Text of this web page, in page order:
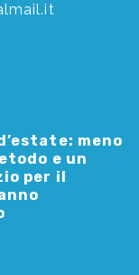
meno
e un
per il